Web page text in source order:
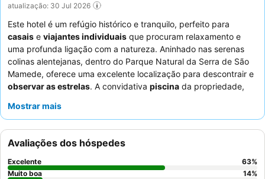
atualização: 30 Jul 2026
Este hotel é um refúgio histórico e tranquilo, perfeito para
casais e viajantes individuais que procuram relaxamento e
uma profunda ligação com a natureza. Aninhado nas serenas
colinas alentejanas, dentro do Parque Natural da Serra de São
Mamede, oferece uma excelente localização para descontrair e
observar as estrelas. A convidativa piscina da propriedade,
fuga refrescante. Os hócios elogiam consistentemente a
almoço
, que inclui itens caseiros. Para uma experiência única,
considere reservar um quarto com um
desfrutar de observação privada das estrelas.
Mostrar mais
Avaliações dos hóspedes
Excelente 63%
Muito boa
14%